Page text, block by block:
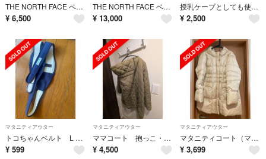
THE NORTH FACE ベビー シェルブランケット Baby Shell Blanket ブラック NNB72201 K
¥ 6,500
THE NORTH FACE ベビー シェルブランケット Baby Shell
¥ 13,000
授乳ケープとしても使えるカーディガン
¥ 2,500
マタニティアウター
トコちゃんベルト L 紺 青葉 ７月出産
¥ 599
マタニティアウター
ママコート 抱っこ・おんぶOK！超軽量 撥水 産前産後兼用
¥ 4,500
マタニティアウター
マタニティコート（ママコート）サイズＭーＬ blancet blanche
¥ 3,699